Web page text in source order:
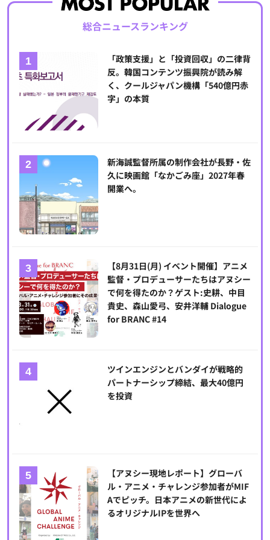
総合ニュースランキング
「政策支援」と「投資回収」の二律背
反。韓国コンテンツ振興院が読み解
く、クールジャパン機構「540億円赤
字」の本質
新海誠監督所属の制作会社が長野・佐
久に映画館「なかごみ座」2027年春
開業へ。
【8月31日(月) イベント開催】アニメ
監督・プロデューサーたちはアヌシー
で何を得たのか？ゲスト:史耕、中目
貴史、森山愛弓、安井洋輔 Dialogue
for BRANC #14
ツインエンジンとバンダイが戦略的
パートナーシップ締結、最大40億円
を投資
【アヌシー現地レポート】グローバ
ル・アニメ・チャレンジ参加者がMIF
Aでピッチ。日本アニメの新世代によ
るオリジナルIPを世界へ